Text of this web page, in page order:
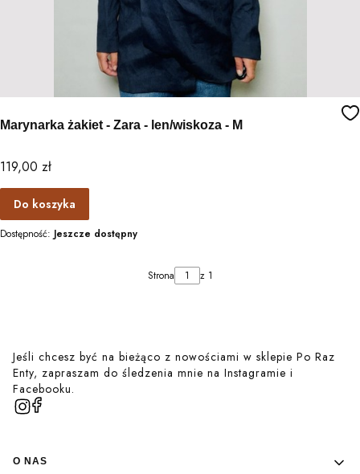
Marynarka żakiet - Zara - len/wiskoza - M
Cena
119,00 zł
Do koszyka
Dostępność: Jeszcze dostępny
Strona z 1
Jeśli chcesz być na bieżąco z nowościami w sklepie Po Raz
Enty, zapraszam do śledzenia mnie na Instagramie i
Facebooku.
Linki w stopce
O NAS